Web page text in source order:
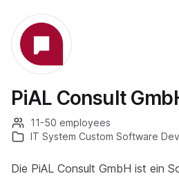
PiAL Consult
11-50 employees
IT System Custom Software
Die PiAL Consult GmbH ist ein